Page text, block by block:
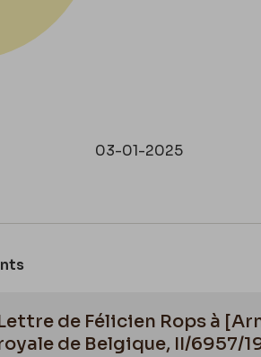
03-01-2025
de Félicien Rops à
de Belgique, II/6957/